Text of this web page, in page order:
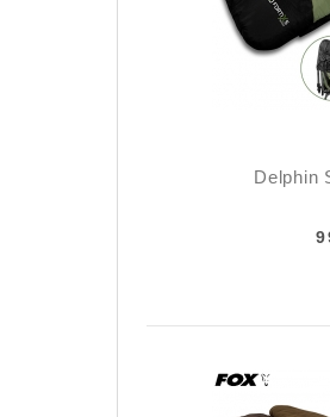
Delphin